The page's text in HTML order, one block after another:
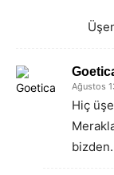
Ağustos
Hiç
bizden.